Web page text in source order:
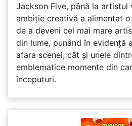
Jackson Five, până la artistul
ambiție creativă a alimentat
de a deveni cel mai mare
din lume, punând în evidență
afara scenei, cât și unele
emblematice momente din
începuturi.